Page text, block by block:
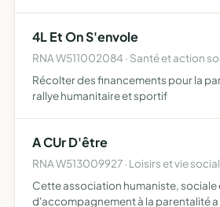
4L Et On S'envole
RNA W511002084 · Santé et action
Récolter des financements pour la
rallye humanitaire et sportif
A CUr D'être
RNA W513009927 · Loisirs et vie
Cette association humaniste, sociale
d'accompagnement à la parentalité